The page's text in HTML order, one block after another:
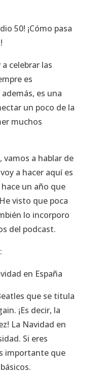
50! ¡Cómo pasa
celebrar las
es
es una
un poco de la
muchos
vamos a hablar de
a hacer aquí es
un año que
visto que poca
lo incorporo
del podcast.
en España
que se titula
¡Es decir, la
La Navidad en
Si eres
importante que